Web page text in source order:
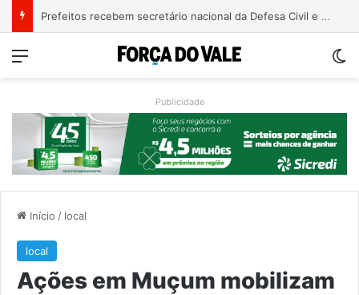
Justiça condena ex-vereador Pegari a mais de quatro anos de reclusão por declaração considerada racista
Menu
Publicidade
Início / local
local
Ações em Muçum mobilizam